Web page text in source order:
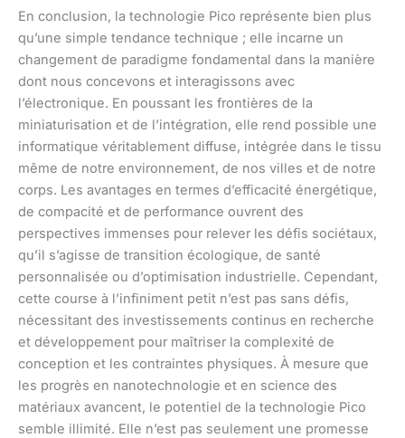
En conclusion, la technologie Pico représente bien plus
qu’une simple tendance technique ; elle incarne un
changement de paradigme fondamental dans la manière
dont nous concevons et interagissons avec
l’électronique. En poussant les frontières de la
miniaturisation et de l’intégration, elle rend possible une
informatique véritablement diffuse, intégrée dans le tissu
même de notre environnement, de nos villes et de notre
corps. Les avantages en termes d’efficacité énergétique,
de compacité et de performance ouvrent des
perspectives immenses pour relever les défis sociétaux,
qu’il s’agisse de transition écologique, de santé
personnalisée ou d’optimisation industrielle. Cependant,
cette course à l’infiniment petit n’est pas sans défis,
nécessitant des investissements continus en recherche
et développement pour maîtriser la complexité de
conception et les contraintes physiques. À mesure que
les progrès en nanotechnologie et en science des
matériaux avancent, le potentiel de la technologie Pico
semble illimité. Elle n’est pas seulement une promesse